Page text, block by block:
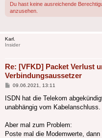
Du hast keine ausreichende
anzusehen.
Karl.
Insider
Re: [VFKD] Packet Verlust
Verbindungsaussetzer
Beitrag
09.06.2021, 13:11
ISDN hat die Telekom
unabhängig vom Kabelanschluss.
Aber mal zum Problem:
Poste mal die Modemwerte,